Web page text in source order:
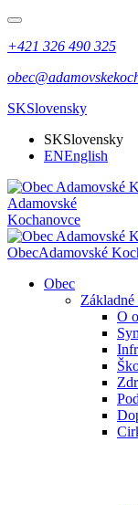
+421 326 490 325
SKSlovensky
SKSlovensky
ENEnglish
Adamovské
Kochanovce
ObecAdamovské
Obec
O